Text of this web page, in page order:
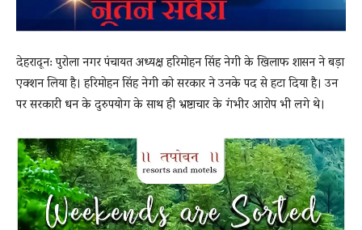
देहरादून: पुरोला नगर पंचायत अध्यक्ष हरिमोहन सिंह नेगी के खिलाफ शासन ने बड़ा
एक्शन लिया है। हरिमोहन सिंह नेगी को सरकार ने उनके पद से हटा दिया है। उन
पर सरकारी धन के दुरुपयोग के साथ ही भ्रष्टाचार के गंभीर आरोप भी लगे थे।